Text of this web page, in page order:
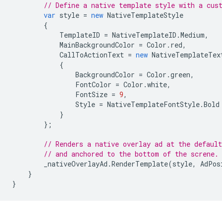
// Define a native template style with a
var style = new NativeTemplateStyle
{
TemplateID = NativeTemplateID .Medium,
MainBackgroundColor = Color . red,
CallToActionText = new
{
BackgroundColor = Color .green,
FontColor = Color .white,
FontSize = 9,
Style = NativeTemplateFontStyle.Bold
}
};
// Renders a native overlay ad at the
// and anchored to the bottom of the screne.
_nativeOverlayAd .RenderTemplate(style,
}
}